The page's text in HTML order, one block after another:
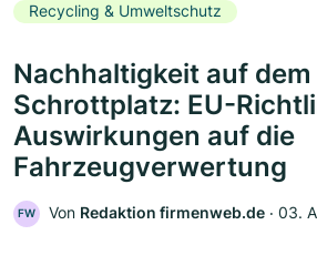
Recycling & Umweltschutz
Nachhaltigkeit auf dem
Schrottplatz: EU-
Auswirkungen auf die
Fahrzeugverwertung
FW Von Redaktion firmenweb.de ‧ 03.